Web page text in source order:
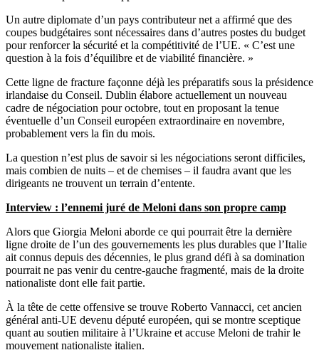
Un autre diplomate d’un pays contributeur net a affirmé que des
coupes budgétaires sont nécessaires dans d’autres postes du budget
pour renforcer la sécurité et la compétitivité de l’UE. « C’est une
question à la fois d’équilibre et de viabilité financière. »
Cette ligne de fracture façonne déjà les préparatifs sous la présidence
irlandaise du Conseil. Dublin élabore actuellement un nouveau
cadre de négociation pour octobre, tout en proposant la tenue
éventuelle d’un Conseil européen extraordinaire en novembre,
probablement vers la fin du mois.
La question n’est plus de savoir si les négociations seront difficiles,
mais combien de nuits – et de chemises – il faudra avant que les
dirigeants ne trouvent un terrain d’entente.
Interview : l’ennemi juré de Meloni dans son propre camp
Alors que Giorgia Meloni aborde ce qui pourrait être la dernière
ligne droite de l’un des gouvernements les plus durables que l’Italie
ait connus depuis des décennies, le plus grand défi à sa domination
pourrait ne pas venir du centre-gauche fragmenté, mais de la droite
nationaliste dont elle fait partie.
À la tête de cette offensive se trouve Roberto Vannacci, cet ancien
général anti-UE devenu député européen, qui se montre sceptique
quant au soutien militaire à l’Ukraine et accuse Meloni de trahir le
mouvement nationaliste italien.